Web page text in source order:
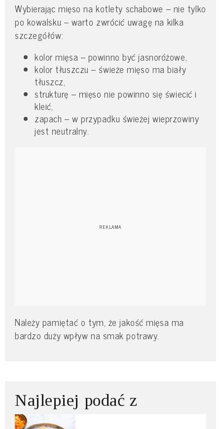
Wybierając mięso na kotlety schabowe – nie tylko
po kowalsku – warto zwrócić uwagę na kilka
szczegółów:
kolor mięsa – powinno być jasnoróżowe,
kolor tłuszczu – świeże mięso ma biały
tłuszcz,
strukturę – mięso nie powinno się świecić i
kleić,
zapach – w przypadku świeżej wieprzowiny
jest neutralny.
Należy pamiętać o tym, że jakość mięsa ma
bardzo duży wpływ na smak potrawy.
Najlepiej podać z